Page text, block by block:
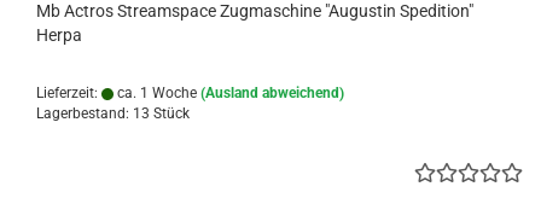
Mb Actros Streamspace Zugmaschine "Augustin Spedition"
Herpa
Lieferzeit: ca. 1 Woche (Ausland abweichend)
Lagerbestand: 13 Stück